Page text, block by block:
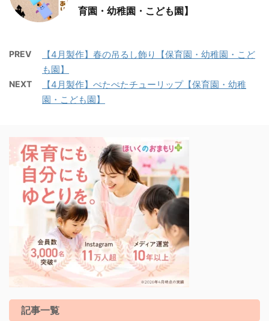
育園・幼稚園・こども園】
PREV
【4月製作】春の吊るし飾り【保育園・幼稚園・こど
も園】
NEXT
【4月製作】ぺたぺたチューリップ【保育園・幼稚
園・こども園】
記事一覧